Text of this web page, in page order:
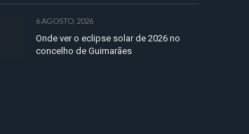
6 AGOSTO, 2026
Onde ver o eclipse solar de 2026 no
concelho de Guimarães